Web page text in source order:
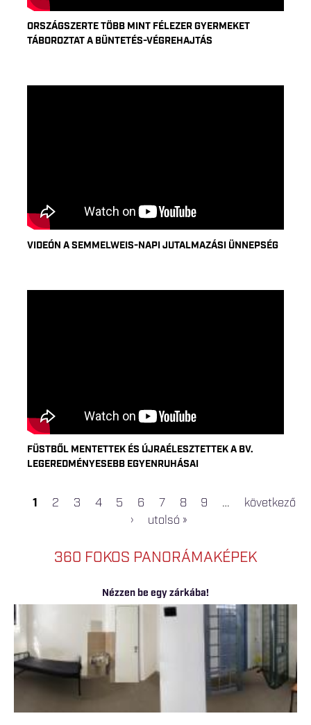
ORSZÁGSZERTE TÖBB MINT FÉLEZER GYERMEKET
TÁBOROZTAT A BÜNTETÉS-VÉGREHAJTÁS
VIDEÓN A SEMMELWEIS-NAPI JUTALMAZÁSI ÜNNEPSÉG
FÜSTBŐL MENTETTEK ÉS ÚJRAÉLESZTETTEK A BV.
LEGEREDMÉNYESEBB EGYENRUHÁSAI
OLDALAK
1 2 3 4 5 6 7 8 9 …
következő
›
utolsó »
360 FOKOS PANORÁMAKÉPEK
Nézzen be egy zárkába!